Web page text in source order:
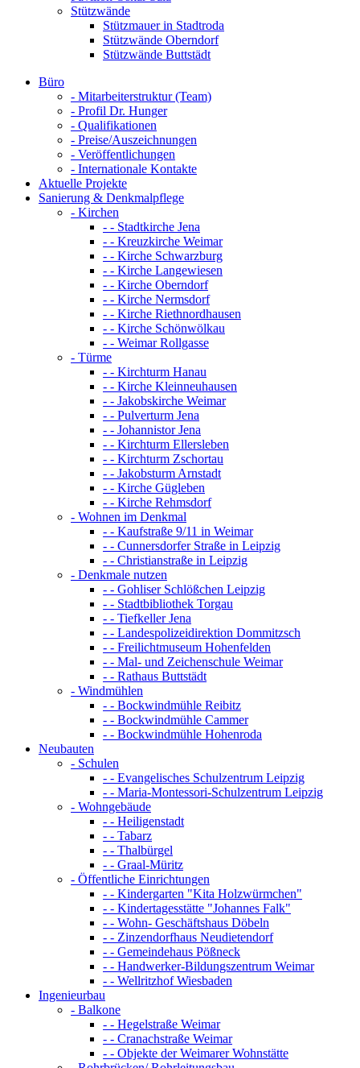
Stützwände
Stützmauer in Stadtroda
Stützwände Oberndorf
Stützwände Buttstädt
Büro
- Mitarbeiterstruktur (Team)
- Profil Dr. Hunger
- Qualifikationen
- Preise/Auszeichnungen
- Veröffentlichungen
- Internationale Kontakte
Aktuelle Projekte
Sanierung & Denkmalpflege
- Kirchen
- - Stadtkirche Jena
- - Kreuzkirche Weimar
- - Kirche Schwarzburg
- - Kirche Langewiesen
- - Kirche Oberndorf
- - Kirche Nermsdorf
- - Kirche Riethnordhausen
- - Kirche Schönwölkau
- - Weimar Rollgasse
- Türme
- - Kirchturm Hanau
- - Kirche Kleinneuhausen
- - Jakobskirche Weimar
- - Pulverturm Jena
- - Johannistor Jena
- - Kirchturm Ellersleben
- - Kirchturm Zschortau
- - Jakobsturm Arnstadt
- - Kirche Gügleben
- - Kirche Rehmsdorf
- Wohnen im Denkmal
- - Kaufstraße 9/11 in Weimar
- - Cunnersdorfer Straße in Leipzig
- - Christianstraße in Leipzig
- Denkmale nutzen
- - Gohliser Schlößchen Leipzig
- - Stadtbibliothek Torgau
- - Tiefkeller Jena
- - Landespolizeidirektion Dommitzsch
- - Freilichtmuseum Hohenfelden
- - Mal- und Zeichenschule Weimar
- - Rathaus Buttstädt
- Windmühlen
- - Bockwindmühle Reibitz
- - Bockwindmühle Cammer
- - Bockwindmühle Hohenroda
Neubauten
- Schulen
- - Evangelisches Schulzentrum Leipzig
- - Maria-Montessori-Schulzentrum Leipzig
- Wohngebäude
- - Heiligenstadt
- - Tabarz
- - Thalbürgel
- - Graal-Müritz
- Öffentliche Einrichtungen
- - Kindergarten "Kita Holzwürmchen"
- - Kindertagesstätte "Johannes Falk"
- - Wohn- Geschäftshaus Döbeln
- - Zinzendorfhaus Neudietendorf
- - Gemeindehaus Pößneck
- - Handwerker-Bildungszentrum Weimar
- - Wellritzhof Wiesbaden
Ingenieurbau
- Balkone
- - Hegelstraße Weimar
- - Cranachstraße Weimar
- - Objekte der Weimarer Wohnstätte